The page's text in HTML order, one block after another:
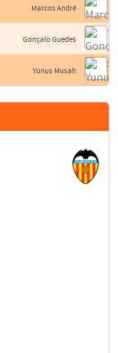
Marcos André
Gonçalo Guedes
Yunus Musah